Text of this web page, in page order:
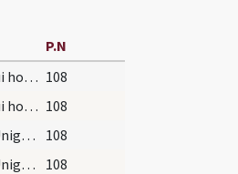
P.N
Omnipotens sempiterne Deus qui hodierna die Unigenitum tuum Israeliticae legi ... gaudiis inserantur. 108
Omnipotens sempiterne Deus qui hodierna die Unigenitum tuum Israeliticae legi ... gaudiis inserantur. 108
Deus ineffabilis potentiae cuius Unigenitus cum nostra humanitate ... intrare gaudentes.
108
Deus ineffabilis potentiae cuius Unigenitus cum nostra humanitate ... intrare gaudentes.
108